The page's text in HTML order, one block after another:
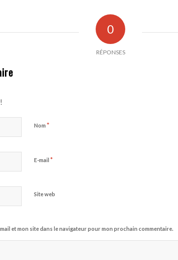
0
RÉPONSES
Nom *
E-mail *
Site web
et mon site dans le navigateur pour mon prochain commentaire.